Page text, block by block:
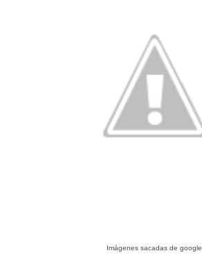
Imágenes sacadas de google.